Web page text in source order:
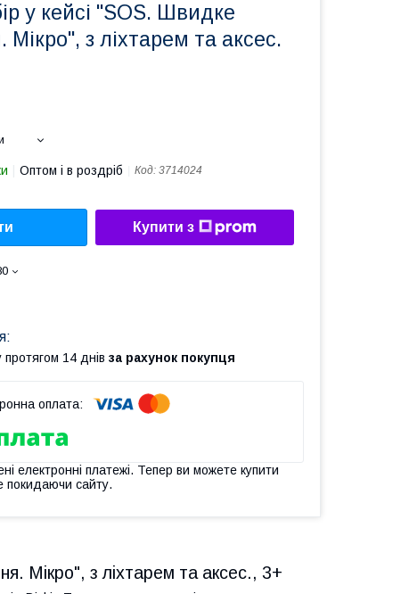
у кейсі "SOS. Швидке
Мікро", з ліхтарем та аксес.
Оптом і в роздріб Код: 3714024
Купити з
14 днів за рахунок покупця
електронні платежі. Тепер ви можете купити
покидаючи сайту.
Мікро", з ліхтарем та аксес., 3+